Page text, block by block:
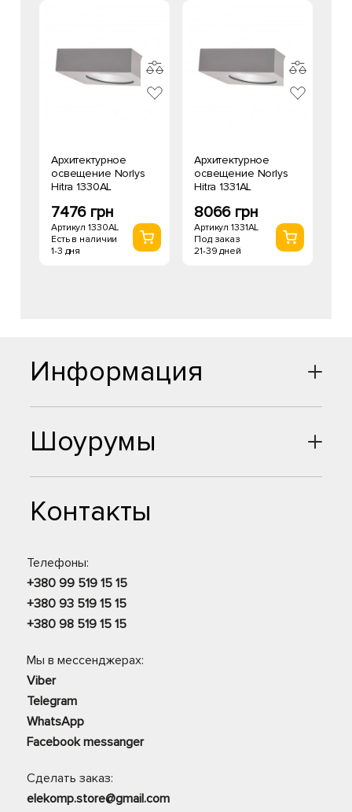
Архитектурное
освещение Norlys
Hitra 1330AL
7476 грн
Артикул 1330AL
Есть в наличии
1-3 дня
Архитектурное
освещение Norlys
Hitra 1331AL
8066 грн
Артикул 1331AL
Под заказ
21-39 дней
Шоурумы
Контакты
Телефоны:
+380 99 519 15 15
+380 93 519 15 15
+380 98 519 15 15
Мы в мессенджерах:
Viber
Telegram
WhatsApp
Facebook messanger
Сделать заказ:
elekomp.store@gmail.com
Информация